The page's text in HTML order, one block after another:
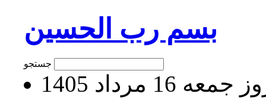
بسم رب الحسین
16 مرداد 1405